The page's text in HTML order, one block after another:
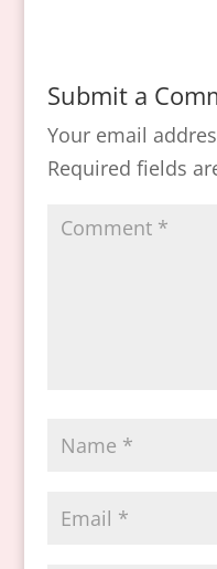
Submit a
Your email
Required fields